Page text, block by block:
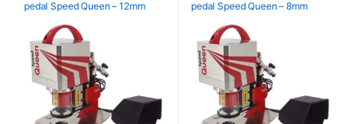
pedal Speed Queen – 12mm
pedal Speed Queen – 8mm